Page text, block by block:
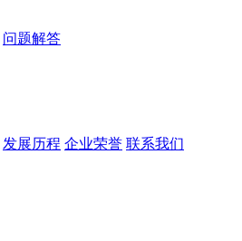
问题解答
发展历程 企业荣誉 联系我们